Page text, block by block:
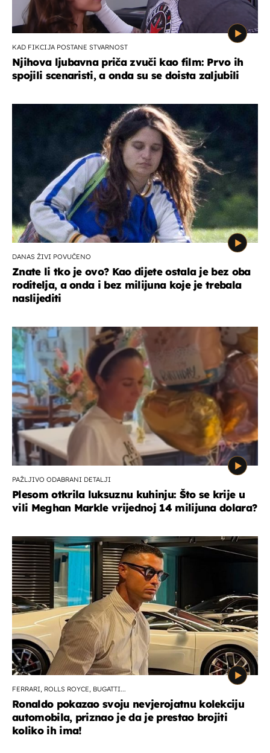
KAD FIKCIJA POSTANE STVARNOST
Njihova ljubavna priča zvuči kao film: Prvo ih
spojili scenaristi, a onda su se doista zaljubili
DANAS ŽIVI POVUČENO
Znate li tko je ovo? Kao dijete ostala je bez oba
roditelja, a onda i bez milijuna koje je trebala
naslijediti
PAŽLJIVO ODABRANI DETALJI
Plesom otkrila luksuznu kuhinju: Što se krije u
vili Meghan Markle vrijednoj 14 milijuna dolara?
FERRARI, ROLLS ROYCE, BUGATTI...
Ronaldo pokazao svoju nevjerojatnu kolekciju
automobila, priznao je da je prestao brojiti
koliko ih ima!